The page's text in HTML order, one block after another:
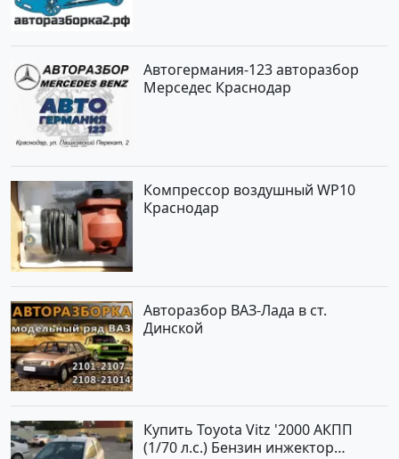
Автогермания-123 авторазбор
Мерседес Краснодар
Компрессор воздушный WP10
Краснодар
Авторазбор ВАЗ-Лада в ст.
Динской
Купить Toyota Vitz '2000 АКПП
(1/70 л.с.) Бензин инжектор